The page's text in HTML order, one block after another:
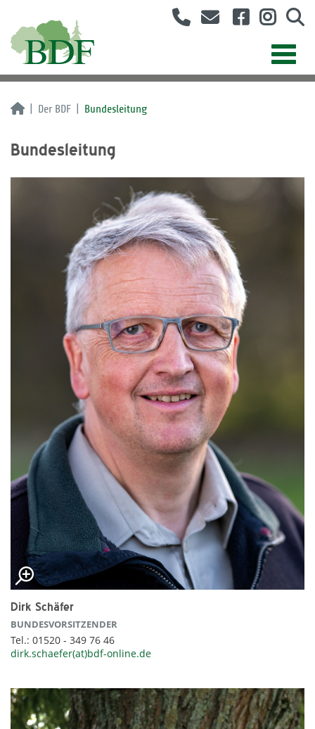
Der BDF Bundesleitung
Bundesleitung
Dirk Schäfer
BUNDESVORSITZENDER
Tel.: 01520 - 349 76 46
dirk.schaefer(at)bdf-online.de